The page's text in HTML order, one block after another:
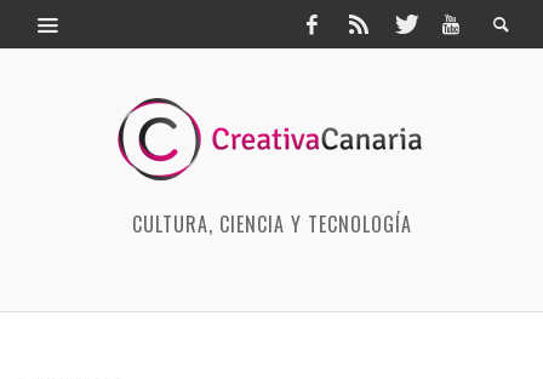
CULTURA, CIENCIA Y TECNOLOGÍA